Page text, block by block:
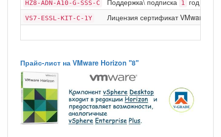
HZ8-ADN-A10-G-SSS-C 1
VS7-ESSL-KIT-C-1Y Лицензия сертификат VMware
Прайс-лист на VMware Horizon ''8''